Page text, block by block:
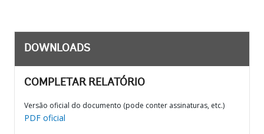
DOWNLOADS
COMPLETAR RELATÓRIO
Versão oficial do documento (pode conter assinaturas, etc.)
PDF oficial